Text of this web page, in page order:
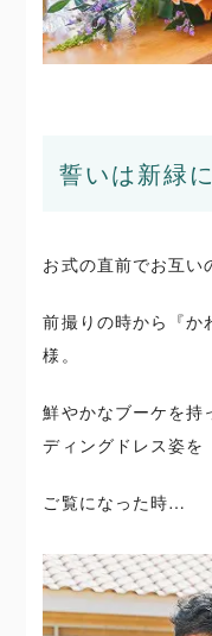
誓いは新緑
お式の直前でお互い
前撮りの時から『か
様。
鮮やかなブーケを持
ディングドレス姿を
ご覧になった時…